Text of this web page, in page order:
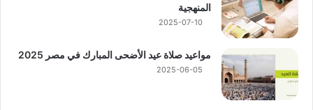
المنهجية
2025-07-10
مواعيد صلاة عيد الأضحى المبارك في مصر 2025
2025-06-05